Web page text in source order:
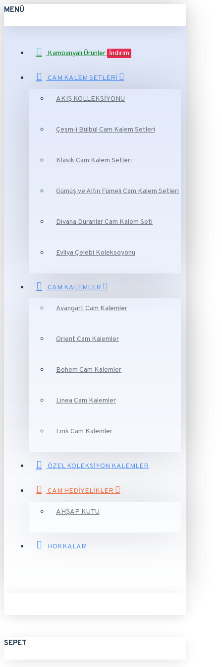
MENÜ
Kampanyalı Ürünler İndirim
CAM KALEM SETLERİ
AKIŞ KOLLEKSİYONU
Çeşm-i Bülbül Cam Kalem Setleri
Klasik Cam Kalem Setleri
Gümüş ve Altın Fümeli Cam Kalem Setleri
Divana Duranlar Cam Kalem Seti
Evliya Çelebi Koleksoyonu
CAM KALEMLER
Avangart Cam Kalemler
Orient Cam Kalemler
Bohem Cam Kalemler
Linea Cam Kalemler
Lirik Cam Kalemler
ÖZEL KOLEKSİYON KALEMLER
CAM HEDİYELİKLER
AHŞAP KUTU
HOKKALAR
SEPET